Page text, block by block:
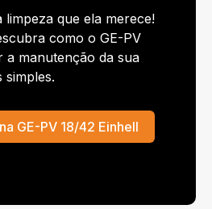
limpeza que ela merece!
como o GE-PV
manutenção da sua
simples.
GE-PV 18/42 Einhell